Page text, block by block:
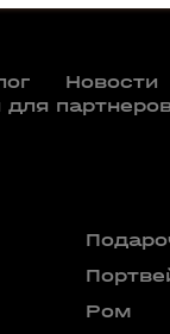
Новости
Ром